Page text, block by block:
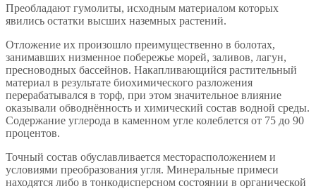
Преобладают гумолиты, исходным материалом которых
явились остатки высших наземных растений.
Отложение их произошло преимущественно в болотах,
занимавших низменное побережье морей, заливов, лагун,
пресноводных бассейнов. Накапливающийся растительный
материал в результате биохимического разложения
перерабатывался в торф, при этом значительное влияние
оказывали обводнённость и химический состав водной среды.
Содержание углерода в каменном угле колеблется от 75 до 90
процентов.
Точный состав обуславливается месторасположением и
условиями преобразования угля. Минеральные примеси
находятся либо в тонкодисперсном состоянии в органической